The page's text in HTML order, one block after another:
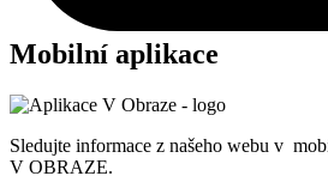
Mobilní aplikace
Sledujte informace z našeho webu v
V OBRAZE.